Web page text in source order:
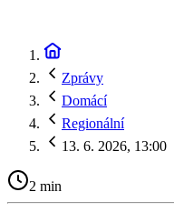
Zprávy
Domácí
Regionální
13. 6. 2026, 13:00
2 min